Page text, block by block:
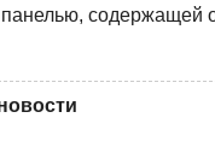
панелью, содержащей